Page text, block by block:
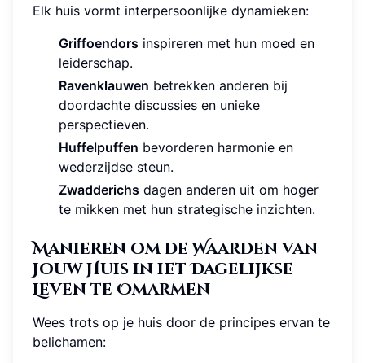
Elk huis vormt interpersoonlijke dynamieken:
Griffoendors inspireren met hun moed en
leiderschap.
Ravenklauwen betrekken anderen bij
doordachte discussies en unieke
perspectieven.
Huffelpuffen bevorderen harmonie en
wederzijdse steun.
Zwadderichs dagen anderen uit om hoger
te mikken met hun strategische inzichten.
Manieren om de Waarden van
Jouw Huis in het Dagelijkse
Leven te Omarmen
Wees trots op je huis door de principes ervan te
belichamen: